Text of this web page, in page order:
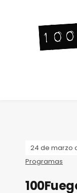
24 de marzo
Programas